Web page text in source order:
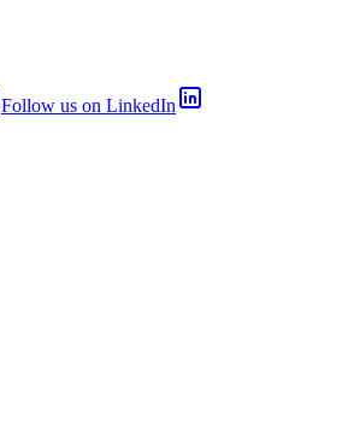
Follow us on LinkedIn